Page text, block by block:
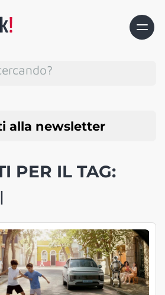
alla newsletter
PER IL TAG: